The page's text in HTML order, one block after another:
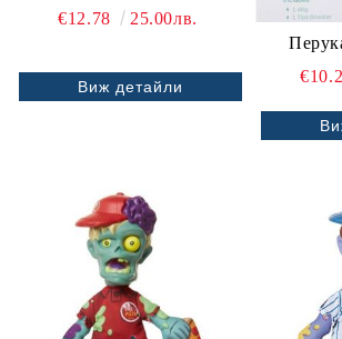
€12.78 25.00лв.
Виж детайли